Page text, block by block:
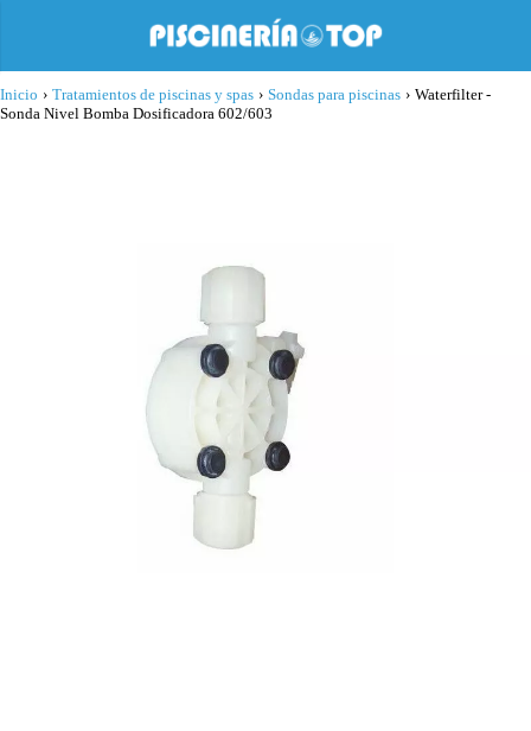
Inicio › Tratamientos de piscinas y spas › Sondas para piscinas › Waterfilter -
Sonda Nivel Bomba Dosificadora 602/603